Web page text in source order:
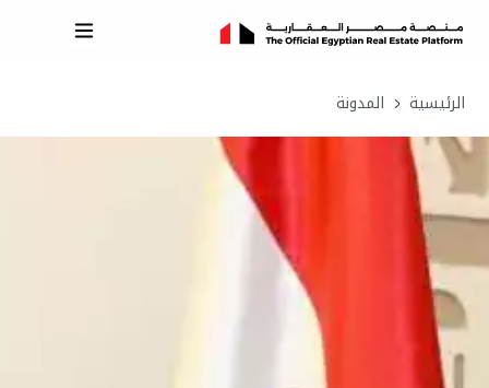
الرئيسية المدونة